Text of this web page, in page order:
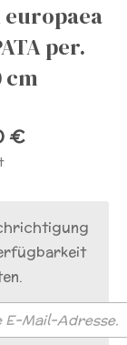
europaea
per.
cm
€